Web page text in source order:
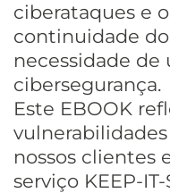
ciberataques e
continuidade
necessidade de
cibersegurança.
Este EBOOK
nossos clientes
serviço KEEP-IT-